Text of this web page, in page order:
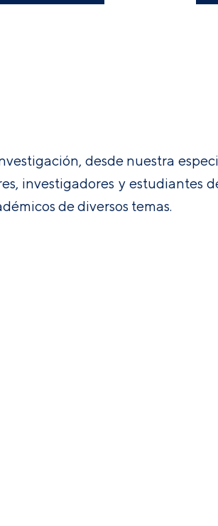
desde nuestra
investigadores y estudiantes
de diversos temas.